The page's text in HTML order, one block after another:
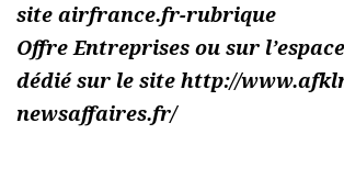
site airfrance.fr-rubrique
Offre Entreprises ou sur
dédié sur le site http://
newsaffaires.fr/